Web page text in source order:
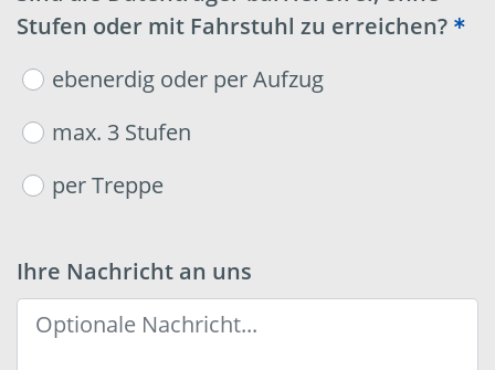
Stufen oder mit Fahrstuhl zu erreichen?
ebenerdig oder per Aufzug
max. 3 Stufen
per Treppe
Ihre Nachricht an uns